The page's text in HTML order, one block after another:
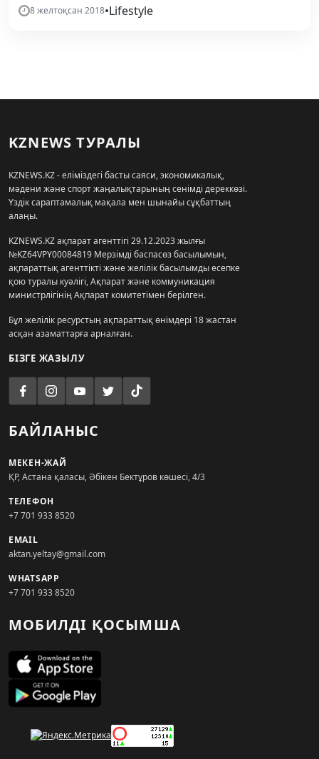
8 желтоқсан 2018•Lifestyle
KZNEWS ТУРАЛЫ
KZNEWS.KZ - еліміздегі басты саяси, экономикалық,
мәдени және спорт жаңалықтарының сенімді дереккөзі.
Үздік сараптамалық мақала мен шынайы сұқбаттың
алаңы.
KZNEWS.KZ ақпарат агенттігі 29.12.2023 жылғы
№KZ64VPY00084819 Мерзімді баспасөз басылымын,
ақпараттық агенттікті және желілік басылымды есепке
қою туралы куәлігі, Ақпарат және коммуникация
министрлігінің Ақпарат комитетімен берілген.
Бұл желілік ресурстың ақпараттық өнімдері 18 жастан
асқан азаматтарға арналған.
БІЗГЕ ЖАЗЫЛУ
БАЙЛАНЫС
МЕКЕН-ЖАЙ
ҚР, Астана қаласы, Әбікен Бектұров көшесі, 4/3
ТЕЛЕФОН
+7 701 933 8520
EMAIL
aktan.yeltay@gmail.com
WHATSAPP
+7 701 933 8520
МОБИЛДІ ҚОСЫМША